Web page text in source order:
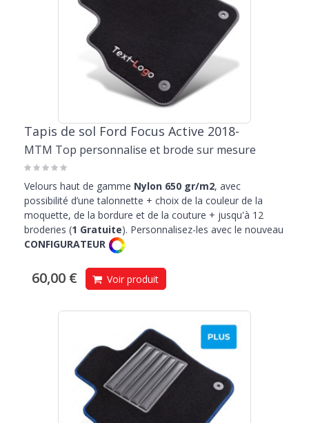
Tapis de sol Ford Focus Active 2018-
MTM Top personnalise et brode sur mesure
Velours haut de gamme Nylon 650 gr/m2, avec
possibilité d’une talonnette + choix de la couleur de la
moquette, de la bordure et de la couture + jusqu'à 12
broderies (1 Gratuite). Personnalisez-les avec le nouveau
CONFIGURATEUR
60,00 € Voir produit